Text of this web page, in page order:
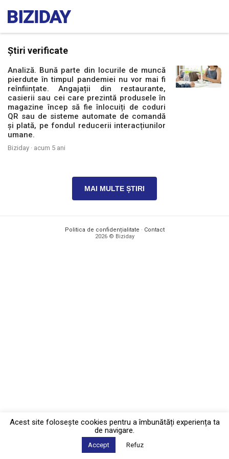
Știri verificate
Analiză. Bună parte din locurile de muncă
pierdute în timpul pandemiei nu vor mai fi
reînființate. Angajații din restaurante,
casierii sau cei care prezintă produsele în
magazine încep să fie înlocuiți de coduri
QR sau de sisteme automate de comandă
și plată, pe fondul reducerii interacțiunilor
umane.
Biziday · acum 5 ani
MAI MULTE ȘTIRI
Politica de confidențialitate · Contact
2026 © Biziday
Acest site foloseşte cookies pentru a îmbunătăți experiența ta
de navigare.
Accept Refuz